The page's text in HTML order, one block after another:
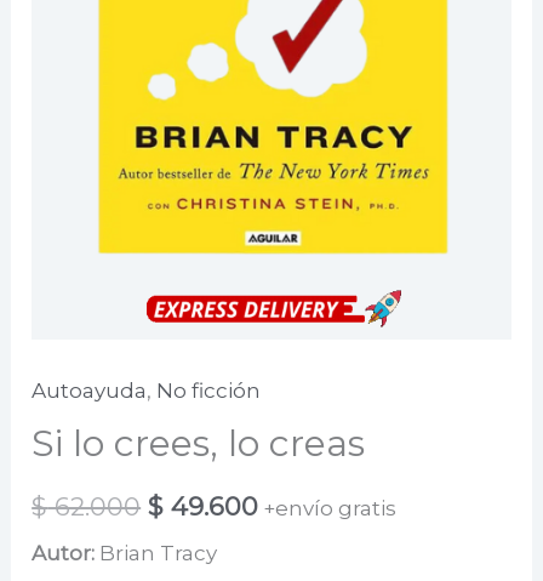
Autoayuda, No ficción
Si lo crees, lo creas
$62.000 El
precio
$ 49.600El
+envío gratis
Autor: Brian Tracy